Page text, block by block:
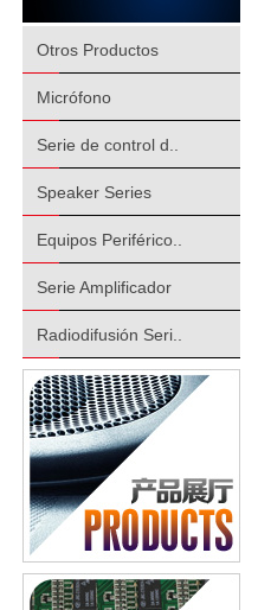
Otros Productos
Micrófono
Serie de control d..
Speaker Series
Equipos Periférico..
Serie Amplificador
Radiodifusión Seri..